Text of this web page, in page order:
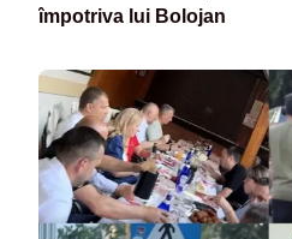
împotriva lui Bolojan